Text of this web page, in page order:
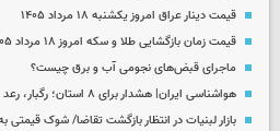
قیمت دینار عراق امروز یکشنبه ۱۸ مرداد ۱۴۰۵
قیمت زمان بازگشایی طلا و سکه امروز ۱۸ مرداد ۱۴۰۵
ماجرای قبض‌های نجومی آب و برق چیست؟
هواشناسی ایران| هشدار برای ۸ استان؛ رگبار، رعد و برق و گرد و خاک در راه است
بازار لبنیات در انتظار بازگشت تقاضا/ شوک